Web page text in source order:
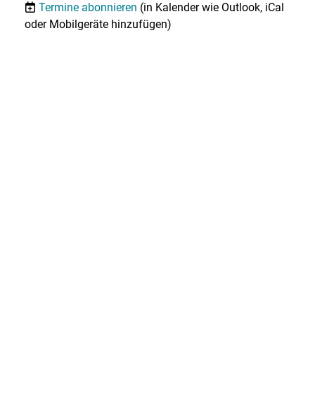
Termine abonnieren (in Kalender wie Outlook, iCal
oder Mobilgeräte hinzufügen)